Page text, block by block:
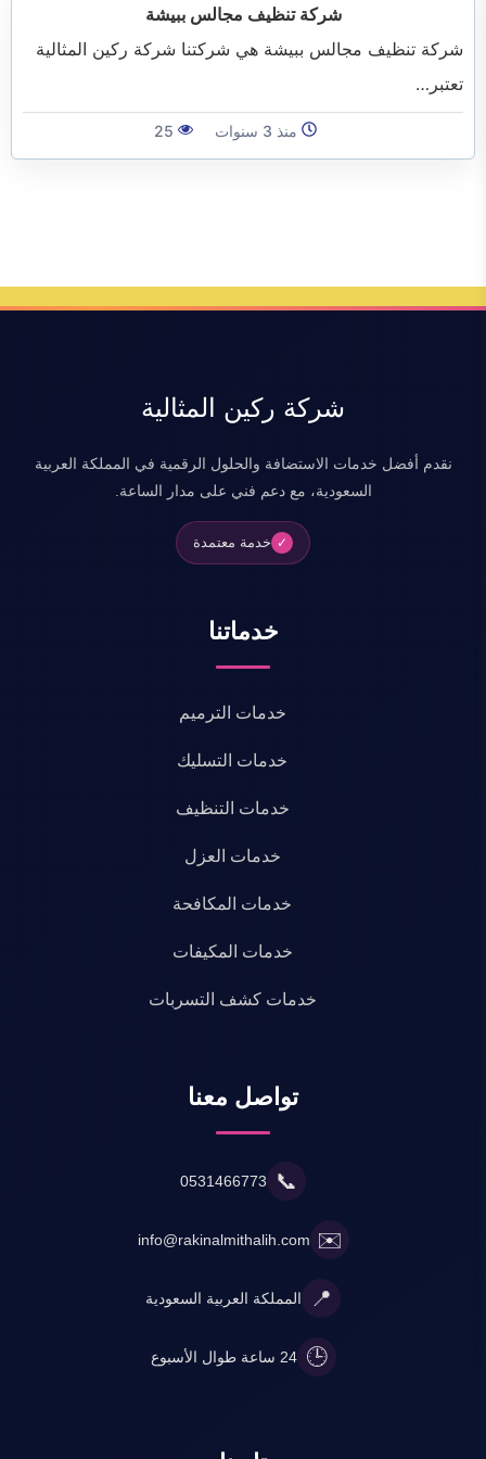
شركة تنظيف مجالس ببيشة
شركة تنظيف مجالس ببيشة هي شركتنا شركة ركين المثالية
تعتبر…
منذ 3 سنوات
شركة ركين المثالية
نقدم أفضل خدمات الاستضافة والحلول الرقمية في المملكة العربية
السعودية، مع دعم فني على مدار الساعة.
✓ خدمة معتمدة
خدماتنا
خدمات الترميم
خدمات التسليك
خدمات التنظيف
خدمات العزل
خدمات المكافحة
خدمات المكيفات
خدمات كشف التسربات
تواصل معنا
📞
0531466773
✉️
info@rakinalmithalih.com
📍 المملكة العربية السعودية
🕒 24 ساعة طوال الأسبوع